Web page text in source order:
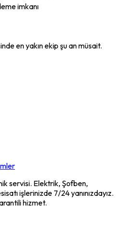
imkanı
en yakın ekip şu an müsait.
servisi. Elektrik, Şofben,
işlerinizde 7/24 yanınızdayız.
hizmet.